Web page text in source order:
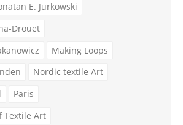
E. Jurkowski
Drouet
Making Loops
Nordic textile Art
Paris
Textile Art